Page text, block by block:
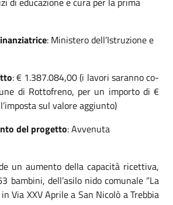
: Ministero dell’Istruzione e
: € 1.387.084,00 (i lavori saranno co-
di Rottofreno, per un importo di €
sul valore aggiunto)
del progetto: Avvenuta
un aumento della capacità ricettiva,
bambini, dell’asilo nido comunale “La
Via XXV Aprile a San Nicolò a Trebbia